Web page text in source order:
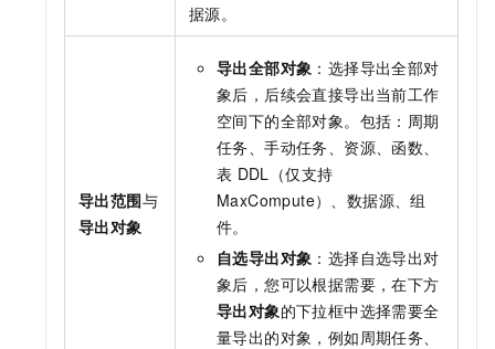
据源。
导出范围与
导出对象
导出全部对象 ：选择导出全部对
象后，后续会直接导出当前工作
空间下的全部对象。包括：周期
任务、手动任务、资源、函数、
表 DDL（仅支持
MaxCompute）、数据源、组
件。
自选导出对象 ：选择自选导出对
象后，您可以根据需要，在下方
导出对象的下拉框中选择需要全
量导出的对象，例如周期任务、